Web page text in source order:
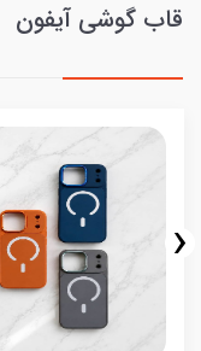
قاب گوشی آیفون
‹